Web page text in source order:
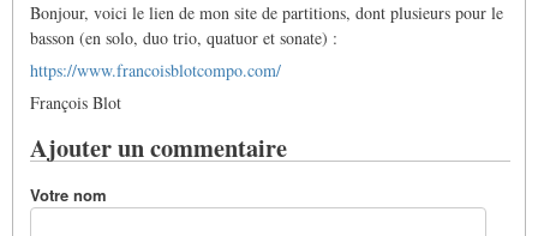
Bonjour, voici le lien de mon site de partitions, dont plusieurs pour le
basson (en solo, duo trio, quatuor et sonate) :
https://www.francoisblotcompo.com/
François Blot
Ajouter un commentaire
Votre nom